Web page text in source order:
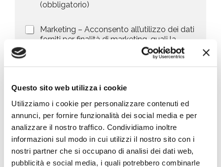
Questo sito web utilizza i cookie
Utilizziamo i cookie per personalizzare contenuti ed
annunci, per fornire funzionalità dei social media e per
analizzare il nostro traffico. Condividiamo inoltre
informazioni sul modo in cui utilizzi il nostro sito con i
nostri partner che si occupano di analisi dei dati web,
pubblicità e social media, i quali potrebbero combinarle
+
d
e
l
l
c
i
e
s
t
*
a
c
y
i
y
*
(obbligatorio)
M
a
r
k
i
g
Marketing – Acconsento all’utilizzo dei dati
forniti per finalità di marketing, quali la
promozione di prodotti, servizi e/o delle
novità di BIG, anche mediante l’invio di
Cosa stai cercando